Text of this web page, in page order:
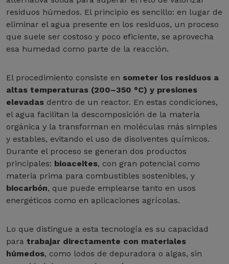
residuos húmedos. El principio es sencillo: en lugar de
eliminar el agua presente en los residuos, un proceso
que suele ser costoso y poco eficiente, se aprovecha
esa humedad como parte de la reacción.
El procedimiento consiste en someter los residuos a
altas temperaturas (200–350 °C) y presiones
elevadas dentro de un reactor. En estas condiciones,
el agua facilitan la descomposición de la materia
orgánica y la transforman en moléculas más simples
y estables, evitando el uso de disolventes químicos.
Durante el proceso se generan dos productos
principales: bioaceites, con gran potencial como
materia prima para combustibles sostenibles, y
biocarbón, que puede emplearse tanto en usos
energéticos como en aplicaciones agrícolas.
Lo que distingue a esta tecnología es su capacidad
para trabajar directamente con materiales
húmedos, como lodos de depuradora o algas, sin